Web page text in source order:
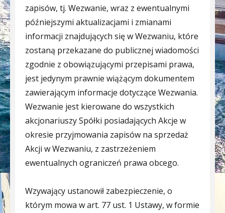
zapisów, tj. Wezwanie, wraz z ewentualnymi
późniejszymi aktualizacjami i zmianami
informacji znajdujących się w Wezwaniu, które
zostaną przekazane do publicznej wiadomości
zgodnie z obowiązującymi przepisami prawa,
jest jedynym prawnie wiążącym dokumentem
zawierającym informacje dotyczące Wezwania.
Wezwanie jest kierowane do wszystkich
akcjonariuszy Spółki posiadających Akcje w
okresie przyjmowania zapisów na sprzedaż
Akcji w Wezwaniu, z zastrzeżeniem
ewentualnych ograniczeń prawa obcego.
Wzywający ustanowił zabezpieczenie, o
którym mowa w art. 77 ust. 1 Ustawy, w formie